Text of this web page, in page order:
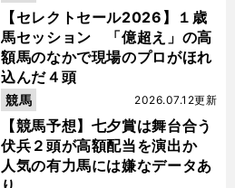
【セレクトセール2026】１歳
馬セッション 「億超え」の高
額馬のなかで現場のプロがほれ
込んだ４頭
【競馬予想】七夕賞は舞台合う
伏兵２頭が高額配当を演出か
人気の有力馬には嫌なデータあ
2026.07.12更新
競馬